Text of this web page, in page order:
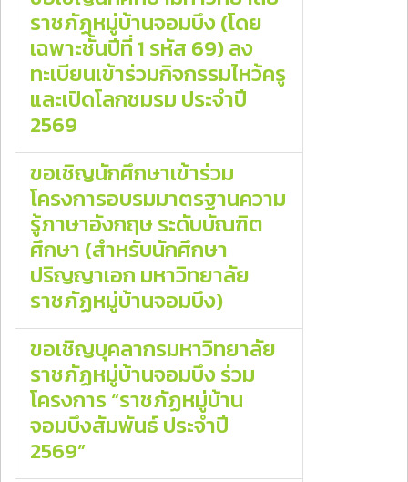
ราชภัฏหมู่บ้านจอมบึง (โดย
เฉพาะชั้นปีที่ 1 รหัส 69) ลง
ทะเบียนเข้าร่วมกิจกรรมไหว้ครู
และเปิดโลกชมรม ประจำปี
2569
ขอเชิญนักศึกษาเข้าร่วม
โครงการอบรมมาตรฐานความ
รู้ภาษาอังกฤษ ระดับบัณฑิต
ศึกษา (สำหรับนักศึกษา
ปริญญาเอก มหาวิทยาลัย
ราชภัฏหมู่บ้านจอมบึง)
ขอเชิญบุคลากรมหาวิทยาลัย
ราชภัฏหมู่บ้านจอมบึง ร่วม
โครงการ “ราชภัฏหมู่บ้าน
จอมบึงสัมพันธ์ ประจำปี
2569”